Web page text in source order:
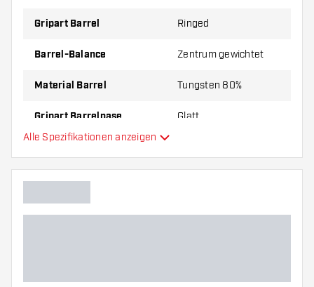
Gripart Barrel Ringed
Barrel-Balance Zentrum gewichtet
Material Barrel Tungsten 80%
Gripart Barrelnase Glatt
Barrelfarbe
Alle Spezifikationen anzeigen